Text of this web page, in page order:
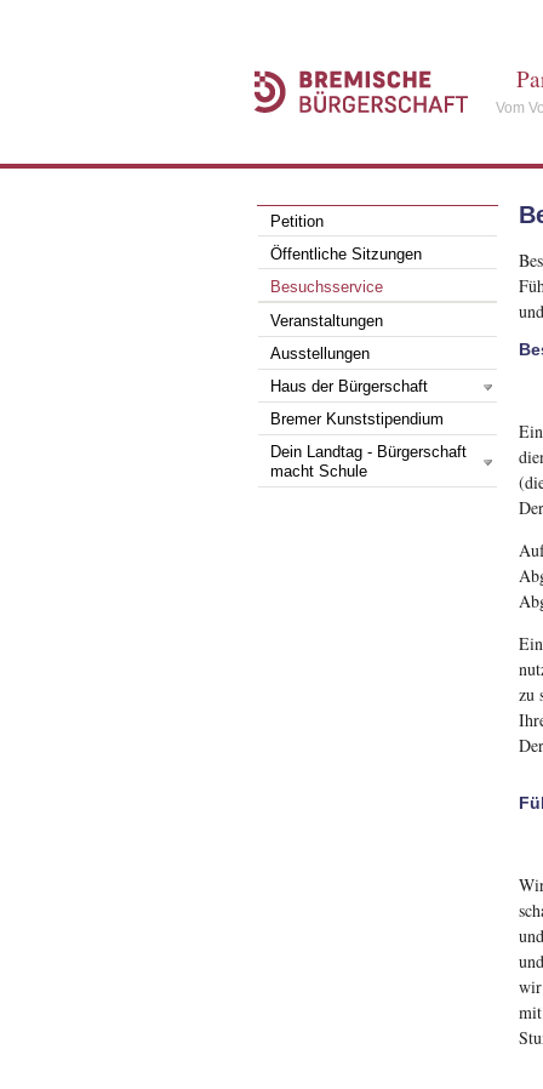
Vom
Petition
Öffentliche Sitzungen
Besuchsservice
Veranstaltungen
Ausstellungen
Haus der Bürgerschaft
Bremer Kunststipendium
Dein Landtag - Bürgerschaft
macht Schule
zu
wir
mit